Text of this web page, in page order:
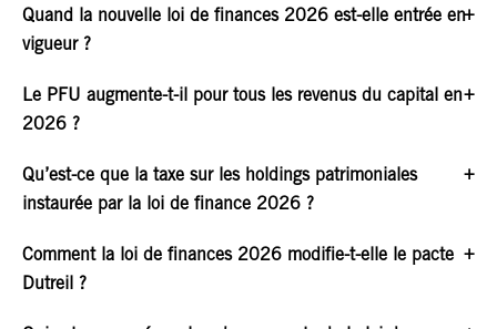
Quand la nouvelle loi de finances 2026 est-elle entrée en
vigueur ?
Le PFU augmente-t-il pour tous les revenus du capital en
2026 ?
Qu’est-ce que la taxe sur les holdings patrimoniales
instaurée par la loi de finance 2026 ?
Comment la loi de finances 2026 modifie-t-elle le pacte
Dutreil ?